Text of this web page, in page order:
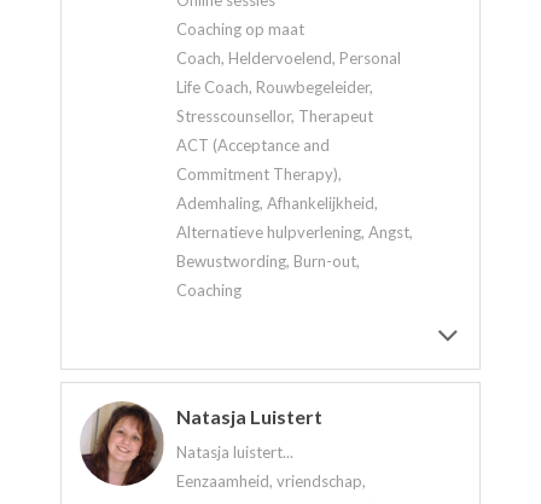
Coaching op maat
Coach, Heldervoelend, Personal
Life Coach, Rouwbegeleider,
Stresscounsellor, Therapeut
ACT (Acceptance and
Commitment Therapy),
Ademhaling, Afhankelijkheid,
Alternatieve hulpverlening, Angst,
Bewustwording, Burn-out,
Coaching
Natasja Luistert
Natasja luistert...
Eenzaamheid, vriendschap,